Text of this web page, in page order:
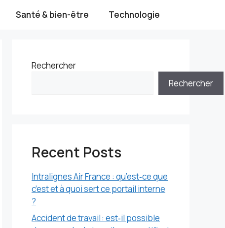
Santé & bien-être Technologie
Rechercher
Rechercher
Recent Posts
Intralignes Air France : qu’est‑ce que
c’est et à quoi sert ce portail interne
?
Accident de travail : est‑il possible